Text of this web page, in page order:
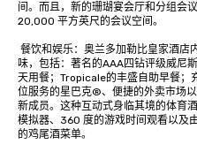
间。而且，新的珊瑚宴会厅和分组会
20,000 平方英尺的会议空间。
味，包括：著名的AAA四钻评级威尼
天用餐；Tropicale的丰盛自助早餐；
位服务的星巴克®、便捷的外卖市场
新成员。这种互动式身临其境的体育
模拟器、360 度的游戏时间观看以及
的鸡尾酒菜单。